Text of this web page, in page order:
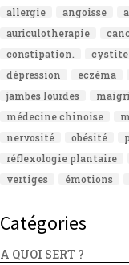
allergie angoisse
auriculotherapie
constipation.
cystite
dépression
eczéma
jambes lourdes
médecine chinoise
nervosité
obésité
réflexologie plantaire
vertiges
émotions
Catégories
A QUOI SERT ?